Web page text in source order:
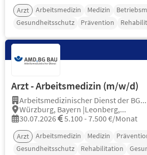
Arzt Arbeitsmedizin Medizin
Gesundheitsschutz
Prävention
Arzt - Arbeitsmedizin (m/w/d)
Arbeitsmedizinischer Dienst der BG...
Würzburg, Bayern |Leonberg,...
30.07.2026
5.100 - 7.500 €/Monat
Arzt Arbeitsmedizin Medizin
Gesundheitsschutz
Rehabilitation